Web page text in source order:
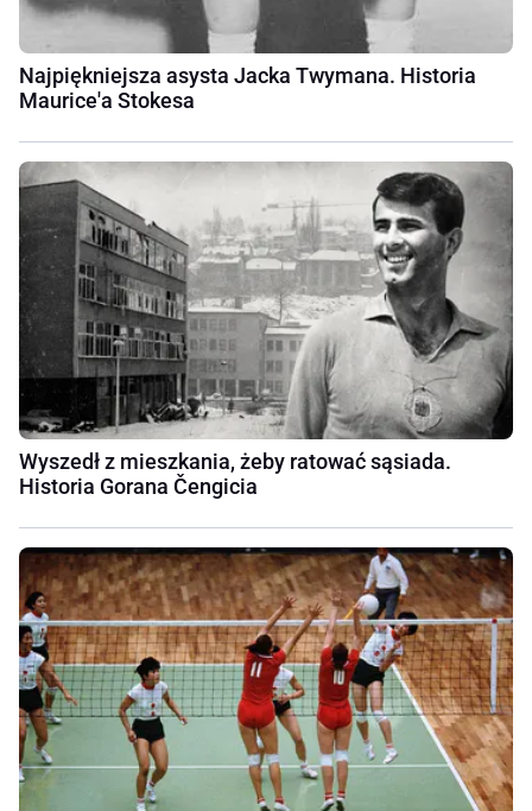
Najpiękniejsza asysta Jacka Twymana. Historia
Maurice'a Stokesa
Wyszedł z mieszkania, żeby ratować sąsiada.
Historia Gorana Čengicia